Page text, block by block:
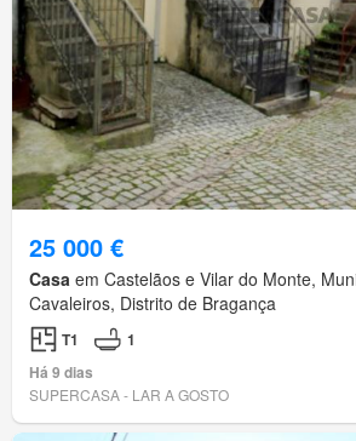
25 000 €
Casa em Castelãos e Vilar do Monte,
Cavaleiros, Distrito de Bragança
T1
1
Há 9 dias
SUPERCASA - LAR A GOSTO